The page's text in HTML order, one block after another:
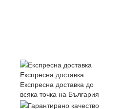
Експресна доставка
Експресна доставка до
всяка точка на България